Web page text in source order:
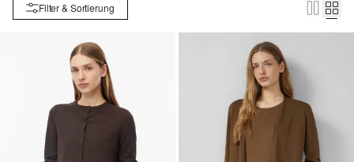
Filter & Sortierung